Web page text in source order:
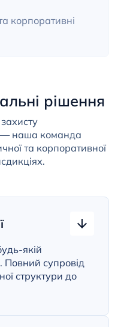
корпоративні
рішення
— наша команда
та корпоративної
якій
Повний супровід
структури до